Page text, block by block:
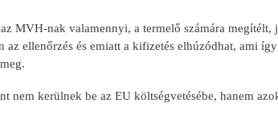
MVH-nak valamennyi, a termelő számára
az ellenőrzés és emiatt a kifizetés elhúzódhat, ami
nem kerülnek be az EU költségvetésébe, hanem